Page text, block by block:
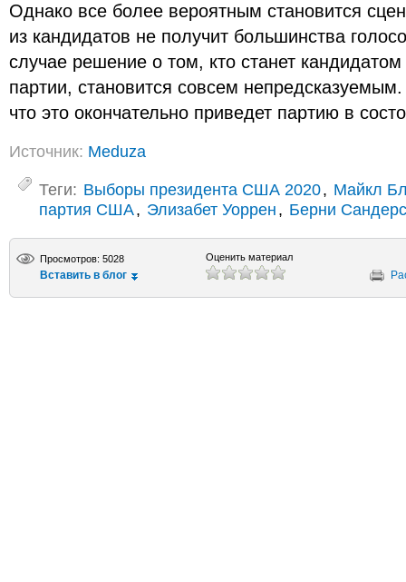
Однако все более вероятным становится
из кандидатов не получит большинства
случае решение о том, кто станет
партии, становится совсем
что это окончательно приведет партию в
Источник: Meduza
Теги: Выборы президента США 2020, Майкл
партия США, Элизабет Уоррен, Берни
Просмотров: 5028
Вставить в блог
Оценить материал